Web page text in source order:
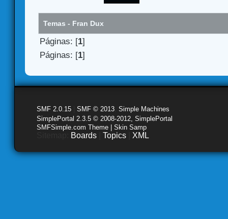
Temas - Fran Dux
Páginas: [1]
Páginas: [1]
SMF 2.0.15 SMF © 2013 Simple Machines
SimplePortal 2.3.5 © 2008-2012, SimplePortal
SMFSimple.com Theme | Skin Samp
Boards Topics XML